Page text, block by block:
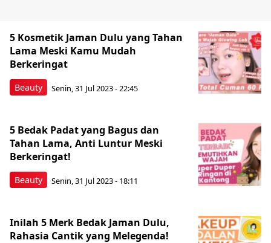
Beauty
5 Kosmetik Jaman Dulu yang Tahan
Lama Meski Kamu Mudah
Berkeringat
Senin, 31 Jul 2023 - 22:45
Beauty
5 Bedak Padat yang Bagus dan
Tahan Lama, Anti Luntur Meski
Berkeringat!
Senin, 31 Jul 2023 - 18:11
Inilah 5 Merk Bedak Jaman Dulu,
Rahasia Cantik yang Melegenda!